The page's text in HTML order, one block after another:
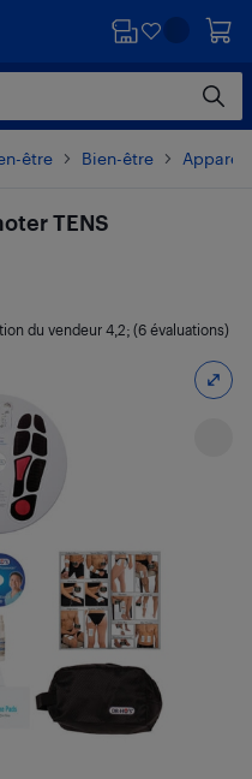
être Bien-être
TENS
du vendeur 4,2; (6 évaluations)